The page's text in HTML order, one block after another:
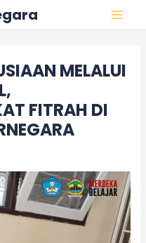
MELALUI
FITRAH DI